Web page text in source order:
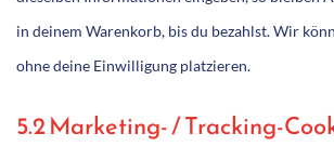
in deinem Warenkorb, bis du bezahlst. Wir
ohne deine Einwilligung platzieren.
5.2 Marketing- / Tracking-